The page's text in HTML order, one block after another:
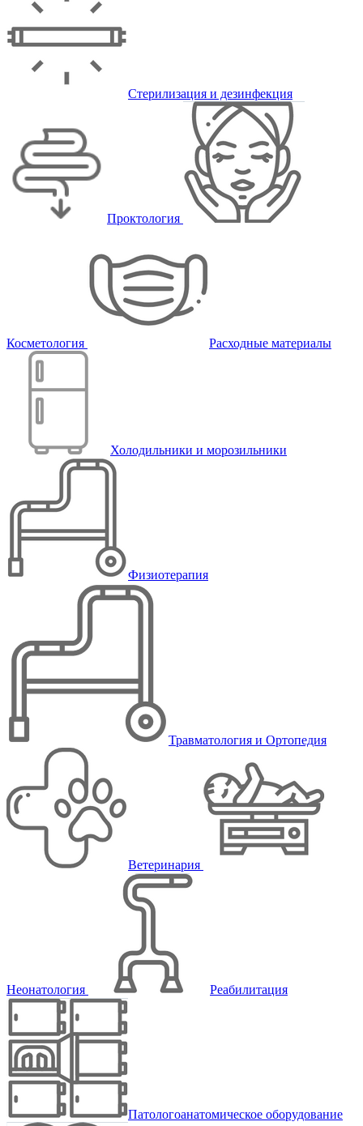
Стерилизация и дезинфекция
Проктология
Косметология Расходные материалы
Холодильники и морозильники
Физиотерапия
Травматология и Ортопедия
Ветеринария
Неонатология Реабилитация
Патологоанатомическое оборудование